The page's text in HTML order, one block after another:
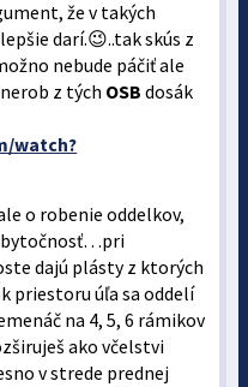
že v takých
darí.😉..tak skús z
nebude páčiť ale
z tých OSBdosák
watch?
o robenie oddelkov,
dajú plásty z ktorých
priestoru úľa sa oddelí
na 4, 5, 6 rámikov
ako včelstvi
v strede prednej